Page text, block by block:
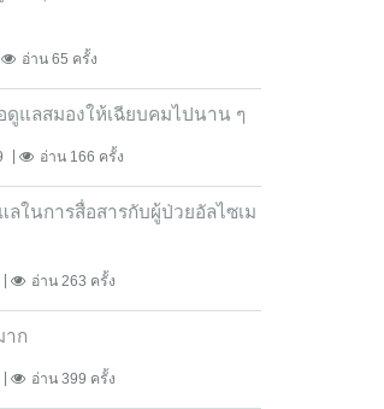
อ่าน 65 ครั้ง
ดูแลสมองให้เฉียบคมไปนาน ๆ
อ่าน 166 ครั้ง
ในการสื่อสารกับผู้ป่วยอัลไซเม
อ่าน 263 ครั้ง
าก
อ่าน 399 ครั้ง